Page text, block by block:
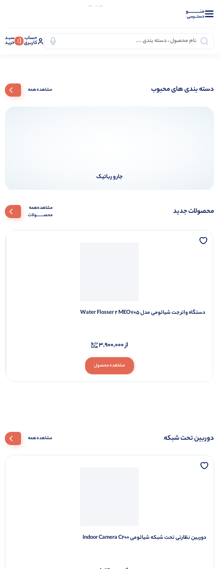
منــــــــــــو
دستــرسی
حساب
کاربری (: سبـد
خرید
دسته بندی های محبوب مشاهده همه
جارو رباتیک
محصولات جدید
مشاهده‌همه‌
محصـــــــولات
دستگاه واتر جت شیائومی مدل Water Flosser 2 MEO705
مشاهده محصول
از3,900,000
دوربین تحت شبکه مشاهده همه
دوربین نظارتی تحت شبکه شیائومی Indoor Camera C200